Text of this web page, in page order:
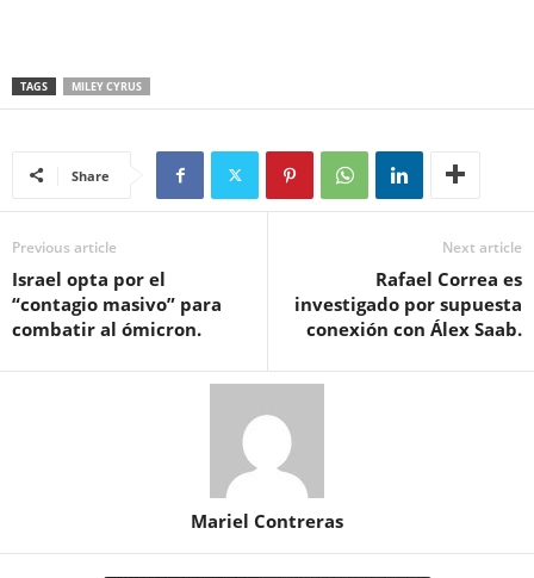
TAGS MILEY CYRUS
Share
Previous article
Israel opta por el
“contagio masivo” para
combatir al ómicron.
Next article
Rafael Correa es
investigado por supuesta
conexión con Álex Saab.
Mariel Contreras